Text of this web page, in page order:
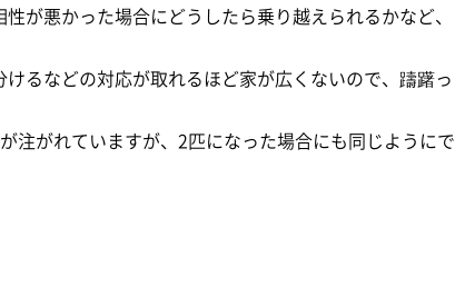
が悪かった場合にどうしたら乗り越えられるかなど、
けるなどの対応が取れるほど家が広くないので、躊躇っ
注がれていますが、2匹になった場合にも同じようにで